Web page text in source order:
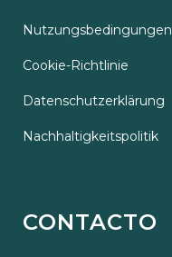
Nutzungsbedingungen
Cookie-Richtlinie
Datenschutzerklärung
Nachhaltigkeitspolitik
CONTACTO